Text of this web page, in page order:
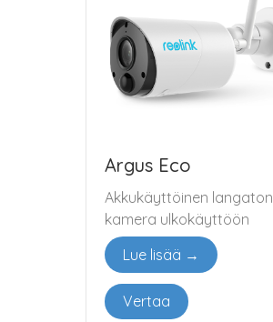
Argus Eco
Akkukäyttöinen langaton
kamera ulkokäyttöön
Lue lisää →
Vertaa